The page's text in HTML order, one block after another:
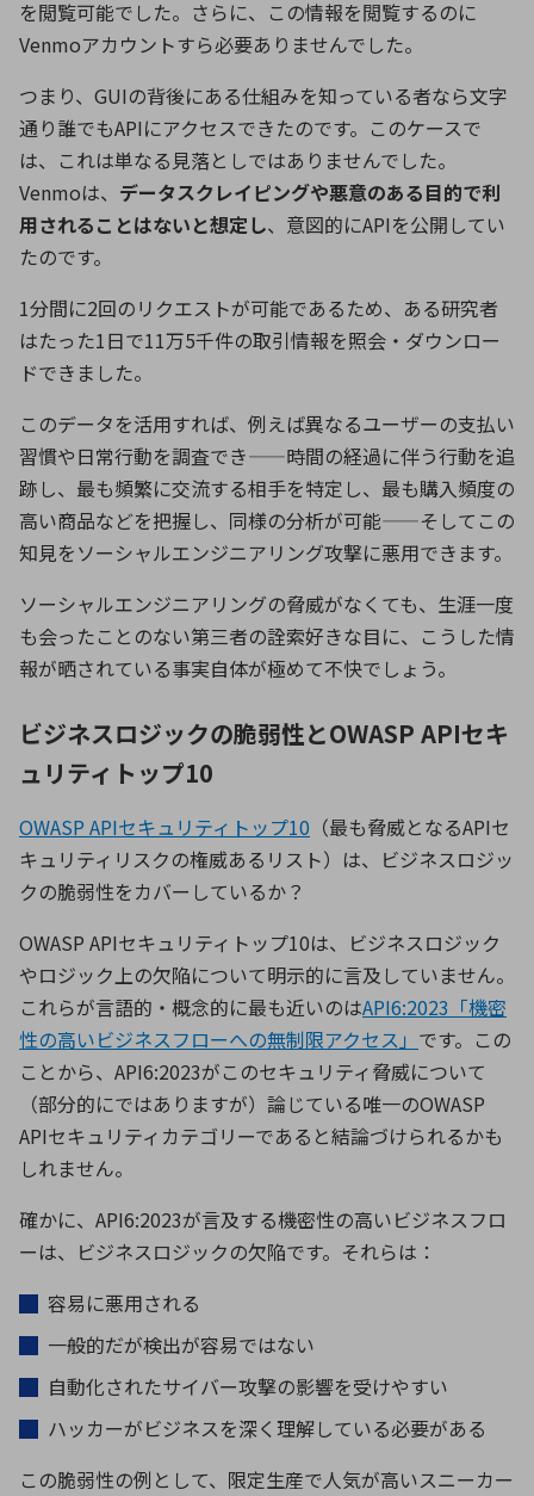
を閲覧可能でした。さらに、この情報を閲覧するのに
Venmoアカウントすら必要ありませんでした。
つまり、 GUIの背後にある仕組みを知っている者なら文字
通り誰でもAPIにアクセスできたのです。このケースで
は、これは単なる見落としではありませんでした。
Venmoは、 データスクレイピングや悪意のある目的で利
用されることはないと想定し、意図的にAPIを公開してい
たのです。
1分間に2回のリクエストが可能であるため、ある研究者
はたった1日で11万5千件の取引情報を照会・ダウンロー
ドできました。
このデータを活用すれば、例えば異なるユーザーの支払い
習慣や日常行動を調査でき——時間の経過に伴う行動を追
跡し、最も頻繁に交流する相手を特定し、最も購入頻度の
高い商品などを把握し、同様の分析が可能——そしてこの
知見をソーシャルエンジニアリング攻撃に悪用できます。
ソーシャルエンジニアリングの脅威がなくても、生涯一度
も会ったことのない第三者の詮索好きな目に、こうした情
報が晒されている事実自体が極めて不快でしょう。
ビジネスロジックの脆弱性とOWASP APIセキ
ュリティトップ10
OWASP APIセキュリティトップ10 （最も脅威となるAPIセ
キュリティリスクの権威あるリスト）は、ビジネスロジッ
クの脆弱性をカバーしているか？
OWASP APIセキュリティトップ10は、ビジネスロジック
やロジック上の欠陥について明示的に言及していません。
これらが言語的・概念的に最も近いのはAPI6:2023「機密
性の高いビジネスフローへの無制限アクセス」 です。この
ことから、 API6:2023がこのセキュリティ脅威について
（部分的にではありますが）論じている唯一のOWASP
APIセキュリティカテゴリーであると結論づけられるかも
しれません。
確かに、 API6:2023が言及する機密性の高いビジネスフロ
ーは、ビジネスロジックの欠陥です。それらは：
容易に悪用される
一般的だが検出が容易ではない
自動化されたサイバー攻撃の影響を受けやすい
ハッカーがビジネスを深く理解している必要がある
この脆弱性の例として、限定生産で人気が高いスニーカー